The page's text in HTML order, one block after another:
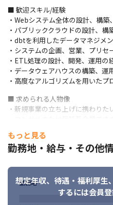
＜サービスの面白み＞
・新しい購買体験を創り出せる
オフライン特化型の来店分析・顧
ォームはまだ競合が少なく、シェ
す。オンラインでの購入が増加し
ルが上がる一方で、リアルなコミ
の価値は増していくと考えられま
オフラインとオンラインを繋げて
ていく面白い仕事です。
・高い技術力を身につけられる
2016年12月に日本初、世界では
「IoT」、「クラウド」、「グロ
キスパートが集まっており、ハイ
術を磨いていけます。
■ 歓迎スキル/経験
・Webシステム全体の設計、構築
・パブリッククラウドの設計、構
・dbtを利用したデータマネジメ
・システムの企画、営業、プリセ
・ETL処理の設計、開発、運用の
・データウェアハウスの構築、運
・高度なアルゴリズムを用いたプ
■ 求められる人物像
・新規事業の立ち上げに携わりた
・英語の読み書きが可能な方
もっと見る
勤務地・給与・その他
想定年収、待遇・福利厚生、
するには会員
勤務地